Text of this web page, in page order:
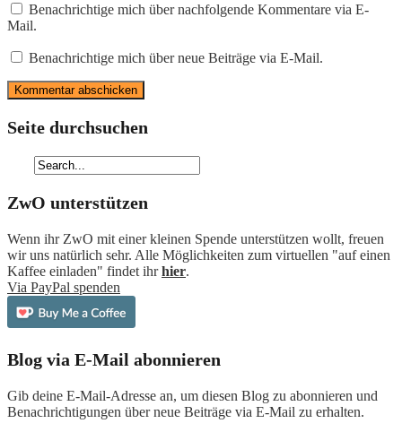
Benachrichtige mich über nachfolgende Kommentare via E-
Mail.
Benachrichtige mich über neue Beiträge via E-Mail.
Seite durchsuchen
ZwO unterstützen
Wenn ihr ZwO mit einer kleinen Spende unterstützen wollt, freuen
wir uns natürlich sehr. Alle Möglichkeiten zum virtuellen "auf einen
Kaffee einladen" findet ihrhier.
Via PayPal spenden
Blog via E-Mail abonnieren
Gib deine E-Mail-Adresse an, um diesen Blog zu abonnieren und
Benachrichtigungen über neue Beiträge via E-Mail zu erhalten.